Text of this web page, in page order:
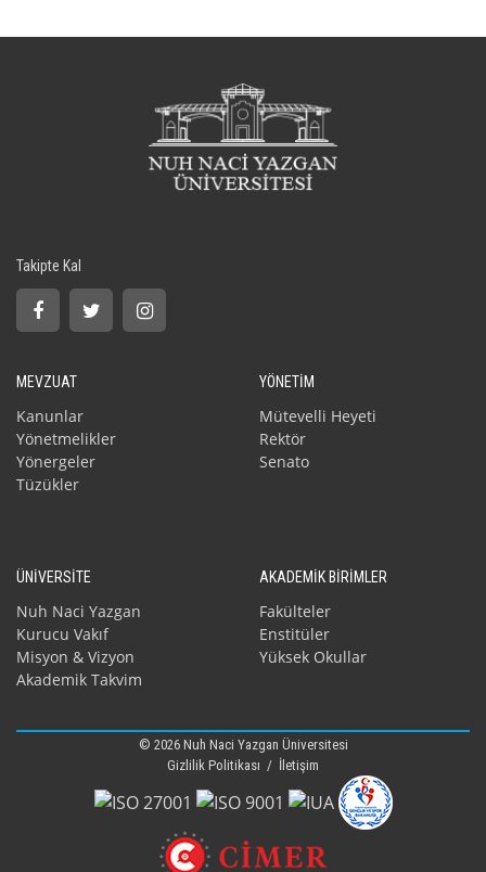
Takipte Kal
MEVZUAT
Kanunlar
Yönetmelikler
Yönergeler
Tüzükler
YÖNETİM
Mütevelli Heyeti
Rektör
Senato
ÜNİVERSİTE
Nuh Naci Yazgan
Kurucu Vakıf
Misyon & Vizyon
Akademik Takvim
AKADEMİK BİRİMLER
Fakülteler
Enstitüler
Yüksek Okullar
© 2026 Nuh Naci Yazgan Üniversitesi
Gizlilik Politikası / İletişim